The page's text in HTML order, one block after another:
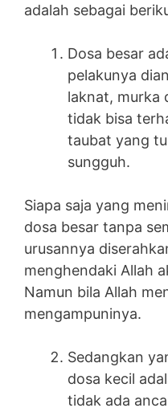
adalah sebagai
Dosa besar
pelakunya
laknat, murka
tidak bisa
taubat yang
sungguh.
Siapa saja yang
dosa besar tanpa
urusannya
menghendaki Allah
Namun bila Allah
mengampuninya.
Sedangkan
dosa kecil
tidak ada